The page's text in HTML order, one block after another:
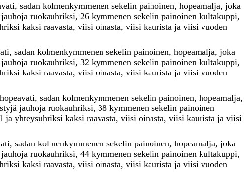
, sadan kolmenkymmenen sekelin painoinen, hopeamalja, joka
jauhoja ruokauhriksi, 26 kymmenen sekelin painoinen kultakuppi,
kaksi raavasta, viisi oinasta, viisi kaurista ja viisi vuoden
, sadan kolmenkymmenen sekelin painoinen, hopeamalja, joka
jauhoja ruokauhriksi, 32 kymmenen sekelin painoinen kultakuppi,
kaksi raavasta, viisi oinasta, viisi kaurista ja viisi vuoden
hopeavati, sadan kolmenkymmenen sekelin painoinen, hopeamalja,
jauhoja ruokauhriksi, 38 kymmenen sekelin painoinen
ja yhteysuhriksi kaksi raavasta, viisi oinasta, viisi kaurista ja viisi
, sadan kolmenkymmenen sekelin painoinen, hopeamalja, joka
jauhoja ruokauhriksi, 44 kymmenen sekelin painoinen kultakuppi,
kaksi raavasta, viisi oinasta, viisi kaurista ja viisi vuoden